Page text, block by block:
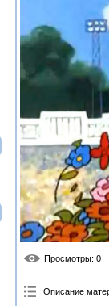
Просмотры: 0
Описание